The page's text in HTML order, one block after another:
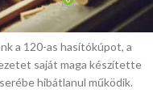
7, 2024
a 120-as hasítókúpot, a
saját maga készítette
hibátlanul működik.